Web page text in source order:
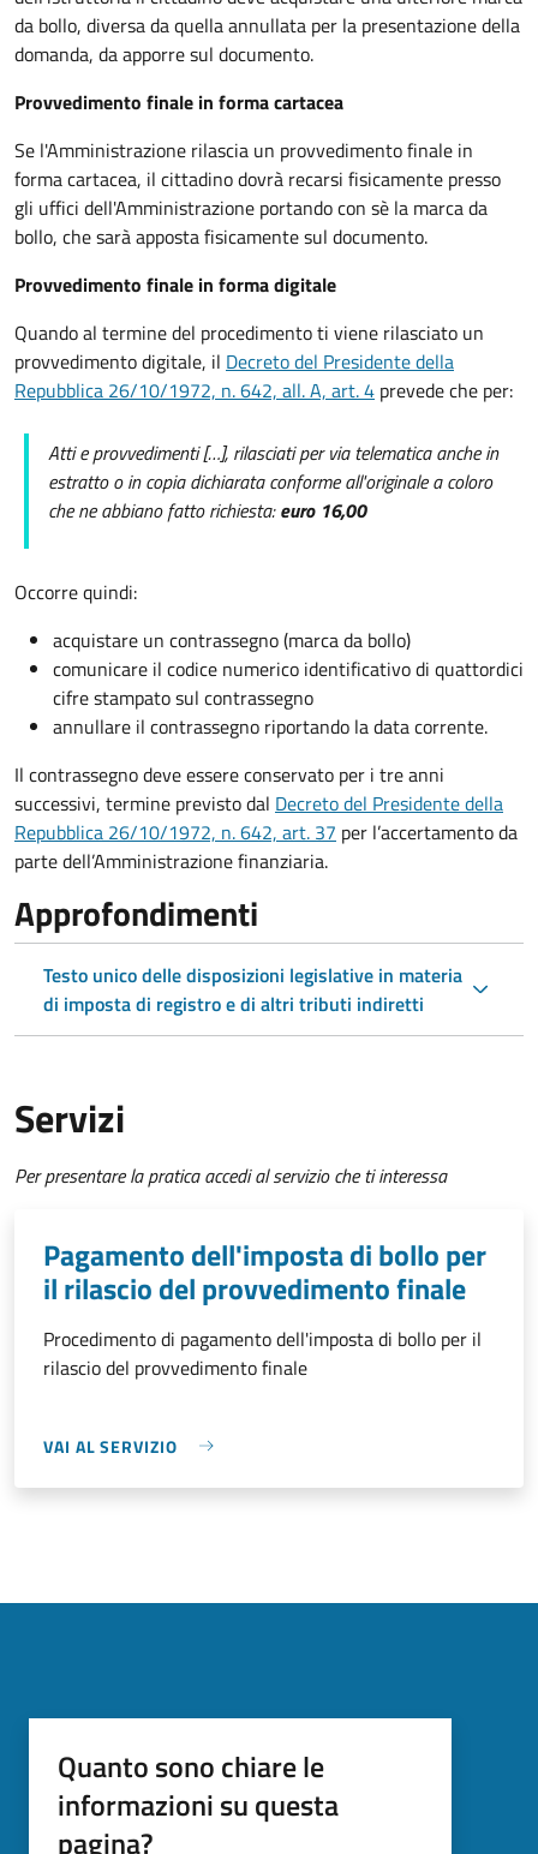
da bollo, diversa da quella annullata per la presentazione della
domanda, da apporre sul documento.
Provvedimento finale in forma cartacea
Se l'Amministrazione rilascia un provvedimento finale in
forma cartacea, il cittadino dovrà recarsi fisicamente presso
gli uffici dell'Amministrazione portando con sè la marca da
bollo, che sarà apposta fisicamente sul documento.
Provvedimento finale in forma digitale
Quando al termine del procedimento ti viene rilasciato un
provvedimento digitale, il Decreto del Presidente della
Repubblica 26/10/1972, n. 642, all. A, art. 4 prevede che per:
Atti e provvedimenti […], rilasciati per via telematica anche in
estratto o in copia dichiarata conforme all'originale a coloro
che ne abbiano fatto richiesta:euro 16,00
Occorre quindi:
acquistare un contrassegno (marca da bollo)
comunicare il codice numerico identificativo di quattordici
cifre stampato sul contrassegno
annullare il contrassegno riportando la data corrente.
Il contrassegno deve essere conservato per i tre anni
successivi, termine previsto dal Decreto del Presidente della
Repubblica 26/10/1972, n. 642, art. 37 per l’accertamento da
parte dell’Amministrazione finanziaria.
Approfondimenti
Testo unico delle disposizioni legislative in materia
di imposta di registro e di altri tributi indiretti
Servizi
Per presentare la pratica accedi al servizio che ti interessa
Pagamento dell'imposta di bollo per
il rilascio del provvedimento finale
Procedimento di pagamento dell'imposta di bollo per il
rilascio del provvedimento finale
VAI AL SERVIZIO
Quanto sono chiare le
informazioni su questa
pagina?